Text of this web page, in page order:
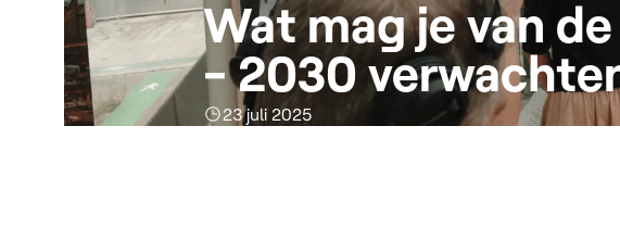
Wat mag je van
- 2030
23 juli 2025